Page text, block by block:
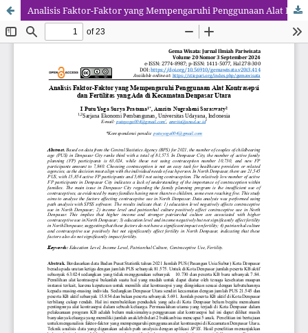
Analisis Faktor-Faktor yang Mempengaruhi Penggunaan Alat Kontrasepsi dan Fertilitas yang Ada di Kecamatan Denpasar Utara